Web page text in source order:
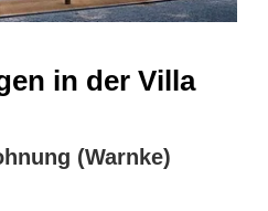
in der Villa
(Warnke)